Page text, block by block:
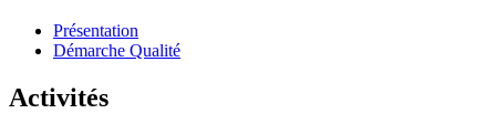
Présentation
Démarche Qualité
Activités